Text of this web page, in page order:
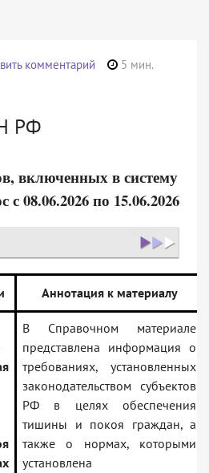
комментарий
5 мин.
РФ
включенных в систему
08.06.2026 по 15.06.2026
Аннотация к материалу
В Справочном материале
представлена информация о
требованиях, установленных
законодательством субъектов
РФ в целях обеспечения
тишины и покоя граждан, а
также о нормах, которыми
установлена